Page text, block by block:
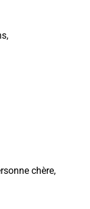
chère,